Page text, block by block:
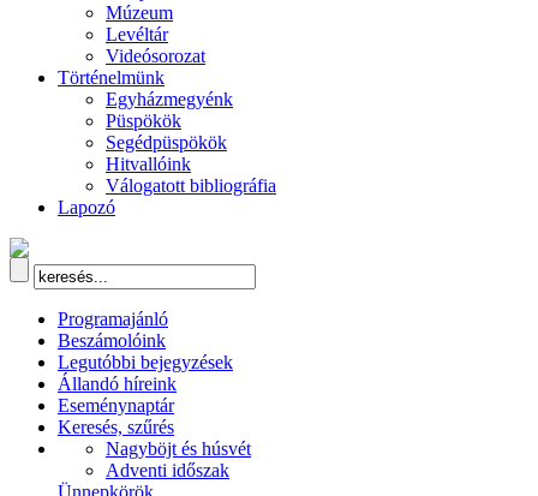
Múzeum
Levéltár
Videósorozat
Történelmünk
Egyházmegyénk
Püspökök
Segédpüspökök
Hitvallóink
Válogatott bibliográfia
Lapozó
Programajánló
Beszámolóink
Legutóbbi bejegyzések
Állandó híreink
Eseménynaptár
Keresés, szűrés
Nagyböjt és húsvét
Adventi időszak
Ünnepkörök